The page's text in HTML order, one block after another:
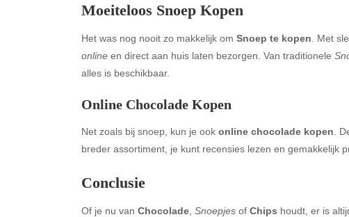
Moeiteloos Snoep Kopen
Het was nog nooit zo makkelijk om Snoep te kopen . Met
online en direct aan huis laten bezorgen. Van traditionele
alles is beschikbaar.
Online Chocolade Kopen
Net zoals bij snoep, kun je ook online chocolade kopen .
breder assortiment, je kunt recensies lezen en gemakkelijk
Conclusie
Of je nu van Chocolade Snoepjes of Chips houdt, er is
Archives
June 2026
May 2026
March 2026
Blog
blogs